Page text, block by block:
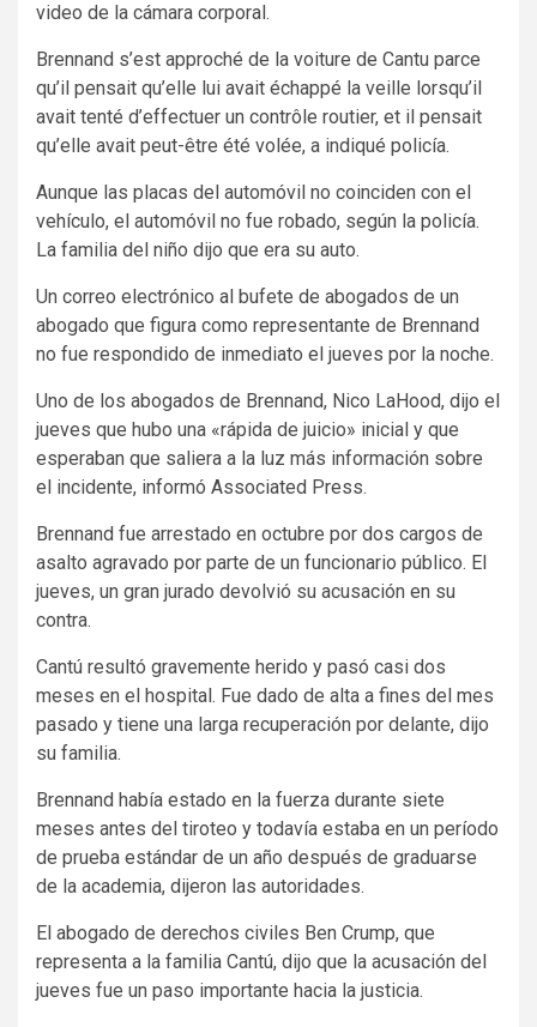
video de la cámara corporal.
Brennand s’est approché de la voiture de Cantu parce
qu’il pensait qu’elle lui avait échappé la veille lorsqu’il
avait tenté d’effectuer un contrôle routier, et il pensait
qu’elle avait peut-être été volée, a indiqué policía.
Aunque las placas del automóvil no coinciden con el
vehículo, el automóvil no fue robado, según la policía.
La familia del niño dijo que era su auto.
Un correo electrónico al bufete de abogados de un
abogado que figura como representante de Brennand
no fue respondido de inmediato el jueves por la noche.
Uno de los abogados de Brennand, Nico LaHood, dijo el
jueves que hubo una «rápida de juicio» inicial y que
esperaban que saliera a la luz más información sobre
el incidente, informó Associated Press.
Brennand fue arrestado en octubre por dos cargos de
asalto agravado por parte de un funcionario público. El
jueves, un gran jurado devolvió su acusación en su
contra.
Cantú resultó gravemente herido y pasó casi dos
meses en el hospital. Fue dado de alta a fines del mes
pasado y tiene una larga recuperación por delante, dijo
su familia.
Brennand había estado en la fuerza durante siete
meses antes del tiroteo y todavía estaba en un período
de prueba estándar de un año después de graduarse
de la academia, dijeron las autoridades.
El abogado de derechos civiles Ben Crump, que
representa a la familia Cantú, dijo que la acusación del
jueves fue un paso importante hacia la justicia.